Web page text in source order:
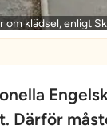
om klädsel, enligt
Därför